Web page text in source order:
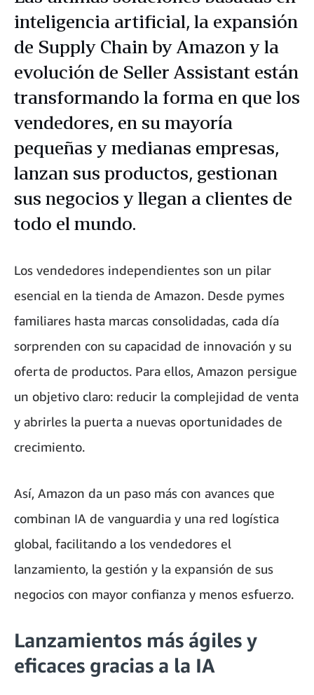
inteligencia artificial, la expansión
de Supply Chain by Amazon y la
evolución de Seller Assistant están
transformando la forma en que los
vendedores, en su mayoría
pequeñas y medianas empresas,
lanzan sus productos, gestionan
sus negocios y llegan a clientes de
todo el mundo.
Los vendedores independientes son un pilar
esencial en la tienda de Amazon. Desde pymes
familiares hasta marcas consolidadas, cada día
sorprenden con su capacidad de innovación y su
oferta de productos. Para ellos, Amazon persigue
un objetivo claro: reducir la complejidad de venta
y abrirles la puerta a nuevas oportunidades de
crecimiento.
Así, Amazon da un paso más con avances que
combinan IA de vanguardia y una red logística
global, facilitando a los vendedores el
lanzamiento, la gestión y la expansión de sus
negocios con mayor confianza y menos esfuerzo.
Lanzamientos más ágiles y
eficaces gracias a la IA